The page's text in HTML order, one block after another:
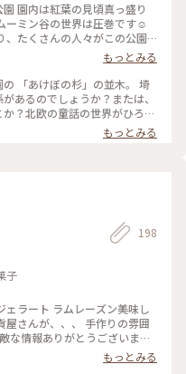
り
ーミン谷の世界は圧巻です☺️
敵なカフェや施設があり、家
もっとみる
「あけぼの杉」の並木。 埼
あるのでしょうか？または、
？北欧の童話の世界がひろが
ン谷＃公園
もっとみる
子
198
ェラート ラムレーズン美味し
屋さんが、、、 手作りの雰囲
な情報ありがとうございます
もっとみる